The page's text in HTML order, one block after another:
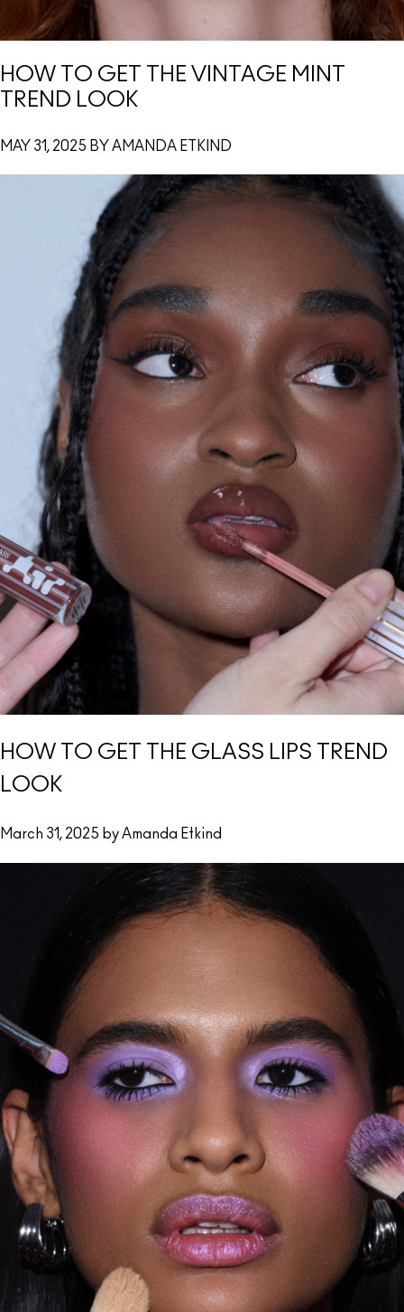
HOW TO GET THE VINTAGE MINT
TREND LOOK
MAY 31, 2025 BY AMANDA ETKIND
HOW TO GET THE GLASS LIPS TREND
LOOK
March 31, 2025 by Amanda Etkind